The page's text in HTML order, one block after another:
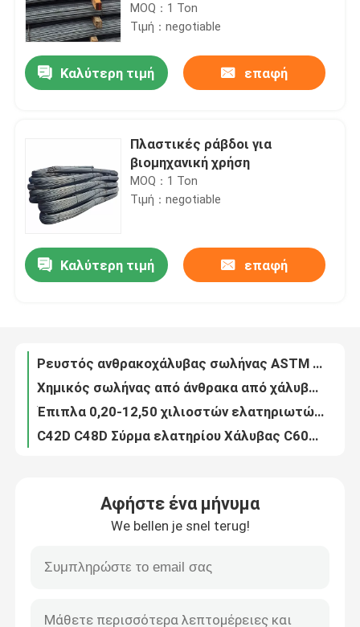
Προϊόντα
Βίντεο
Γύρος εργοστασίων
Ποιοτικός έλεγχος
Ζητήστε ένα απόσπασμα
Λωρίδα πηνίου από ανοξείδωτο χάλυβα
304 Πηνίο από ανοξείδωτο χάλυβα
MOQ：1 Ton
Τιμή：negotiable
Καλύτερη τιμή επαφή
Πλαστικές ράβδοι για
βιομηχανική χρήση
MOQ：1 Ton
Τιμή：negotiable
Καλύτερη τιμή επαφή
Σύρμα από ανοξείδωτο ελατήριο 0,20-12,50 mm DIN 17223-1 για ύφανση σήτας πόρτας
60# 62A 62B υφαντικές ακτίνες με σύρμα ελατηρίου υψηλού άνθρακα GB.T 4357
C62D C66D C68D Σύρμα ελατηρίου από χάλυβα 0,20-12,50 mm Vehicle Industrial
SAE1040 Καλώδιο από χάλυβα ελατηρίου SAE1045 SAE 1050 60# 62A 62B 65#
Αφήστε ένα μήνυμα
We bellen je snel terug!